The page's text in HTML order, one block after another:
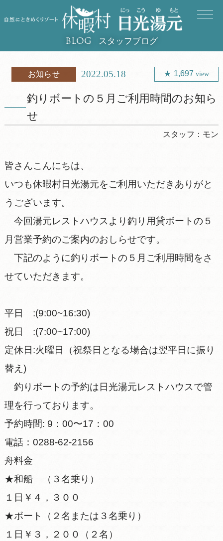
BLOG スタッフブログ
お知らせ 2022.05.18 1,697view
釣りボートの５月ご利用時間のお知ら
せ
スタッフ： モン
皆さんこんにちは、
いつも休暇村日光湯元をご利用いただきありがと
うございます。
今回湯元レストハウスより釣り用貸ボートの５
月営業予約のご案内のおしらせです。
下記のように釣りボートの５月ご利用時間をさ
せていただきます。
平日 :(9:00~16:30)
祝日 :(7:00~17:00)
定休日:火曜日（祝祭日となる場合は翌平日に振り
替え)
釣りボートの予約は日光湯元レストハウスで管
理を行っております。
予約時間: 9：00〜17：00
電話：0288-62-2156
舟料金
★和船 （３名乗り）
１日￥４，３００
★ボート（２名または３名乗り）
１日￥３，２００（２名）